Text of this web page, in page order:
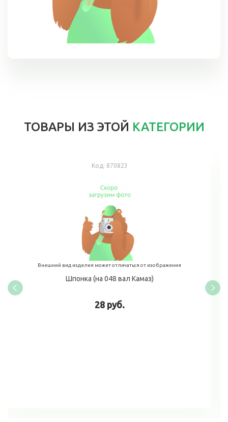
ТОВАРЫ ИЗ ЭТОЙ КАТЕГОРИИ
Код: 870823
Внешний вид изделия может отличаться от изображения
Шпонка (на 048 вал Камаз)
28 руб.